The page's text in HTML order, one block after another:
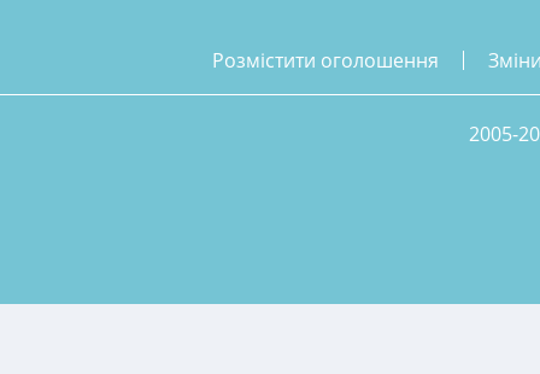
розмістити оголошення
2005-